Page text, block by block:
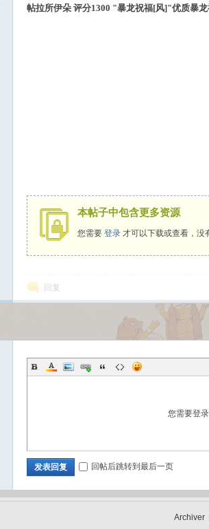
帖拉所伊朵 评分1300 "暴龙祝福[风]"优质暴龙
本帖子中包含更多资源
您需要 登录 才可以下载或查看，没
回复
您需要登
发表回复 回帖后跳转到最后一页
Archiver